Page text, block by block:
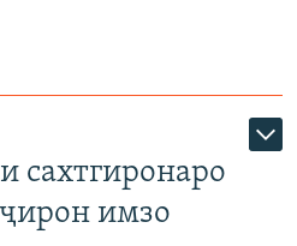
сахтгиронаро
имзо